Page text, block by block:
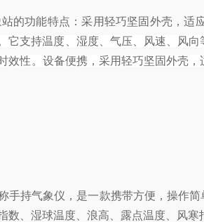
的功能特点：采用轻巧坚固外壳，适
它支持温度、湿度、气压、风速、风
效性。设备便携，采用轻巧坚固外壳
手持气象仪，是一款携带方便，操作
数、湿球温度、浪高、露点温度、风